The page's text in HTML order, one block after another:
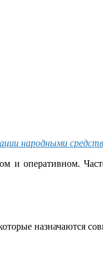
народными
и оперативном.
назначаются